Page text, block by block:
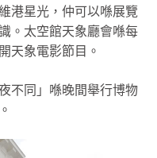
港星光，仲可以喺展覽
。太空館天象廳會喺每
天象電影節目。
不同」喺晚間舉行博物